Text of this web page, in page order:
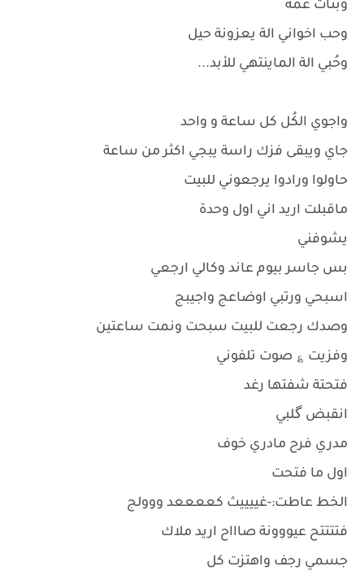
وبنات عمة
وحب اخواني الة يعزونة حيل
وحُبي الة الماينتهي للأبد...
واجوي الكُل كل ساعة و واحد
جاي ويبقى فزك راسة يبجي اكثر من ساعة
حاولوا ورادوا يرجعوني للبيت
ماقبلت اريد اني اول وحدة
يشوفني
بس جاسر بيوم عاند وكالي ارجعي
اسبحي ورتبي اوضاعج واجيبج
وصدك رجعت للبيت سبحت ونمت ساعتين
وفزيت ؏ صوت تلفوني
فتحتة شفتها رغد
انقبض گلبي
مدري فرح مادري خوف
اول ما فتحت
الخط عاطت:-غييييث كععععد ووولج
فتتتتح عيووونة صاااح اريد ملاك
جسمي رجف واهتزت كل